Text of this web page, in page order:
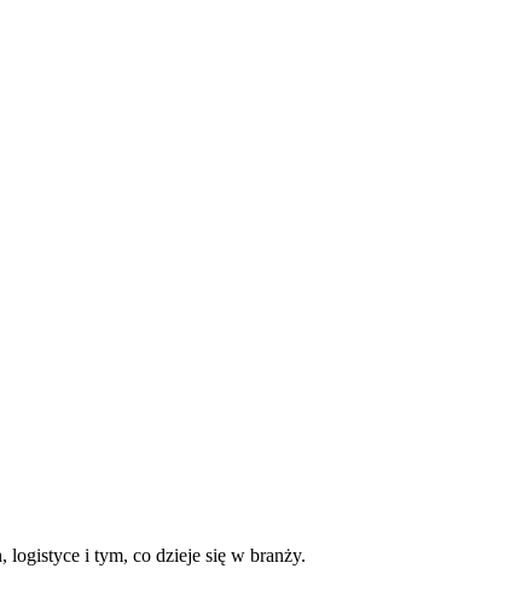
logistyce i tym, co dzieje się w branży.